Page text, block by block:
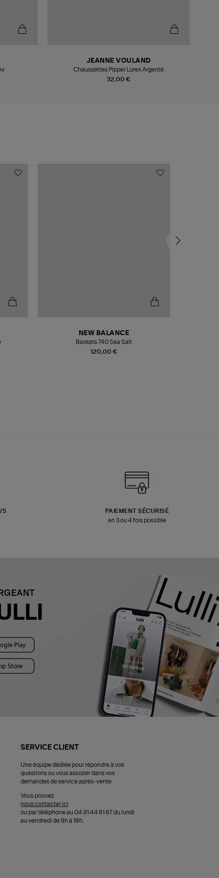
32,00 €
JEANNE VOULAND
Chaussettes Pipper Lurex Argenté
120,00 €
NEW BALANCE
Baskets 740 Sea Salt
5
PAIEMENT SÉCURISÉ
en 3 ou 4 fois possible
SERVICE CLIENT
Une équipe dédiée pour répondre à vos
questions ou vous assister dans vos
demandes de service après-vente.
Vous pouvez
nous contacter ici
ou par téléphone au 04 91 44 61 67 du lundi
au vendredi de 9h à 18h.